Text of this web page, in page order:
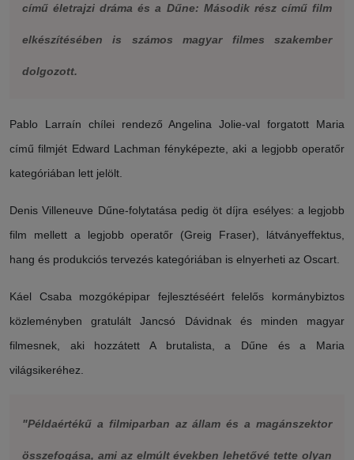
című életrajzi dráma és a Dűne: Második részcímű film
elkészítésében is számos magyar filmes szakember
dolgozott.
Pablo Larraín chílei rendező Angelina Jolie-val forgatott Maria
című filmjét Edward Lachman fényképezte, aki a legjobb operatőr
kategóriában lett jelölt.
Denis Villeneuve Dűne-folytatása pedig öt díjra esélyes: a legjobb
film mellett a legjobb operatőr (Greig Fraser), látványeffektus,
hang és produkciós tervezés kategóriában is elnyerheti az Oscart.
Káel Csaba mozgóképipar fejlesztéséért felelős kormánybiztos
közleményben gratulált Jancsó Dávidnak és minden magyar
filmesnek, aki hozzátett A brutalista, a Dűne és a Maria
világsikeréhez.
"Példaértékű a filmiparban az állam és a magánszektor
összefogása, ami az elmúlt években lehetővé tette olyan